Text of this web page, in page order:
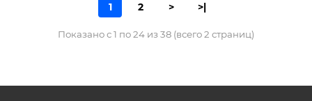
1 2 > >|
Показано с 1 по 24 из 38 (всего 2 страниц)